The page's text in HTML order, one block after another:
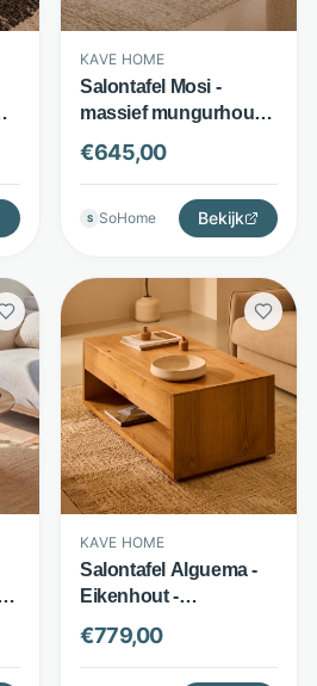
KAVE HOME
Salontafel Mosi -
massief mungurhout -
organisch ovaal
design - naturel - Kave
Home
€645,00
S SoHome Bekijk
KAVE HOME
Salontafel Alguema -
Eikenhout -
Opklapbaar blad met
opbergruimte - Bruin -
Kave Home
€779,00